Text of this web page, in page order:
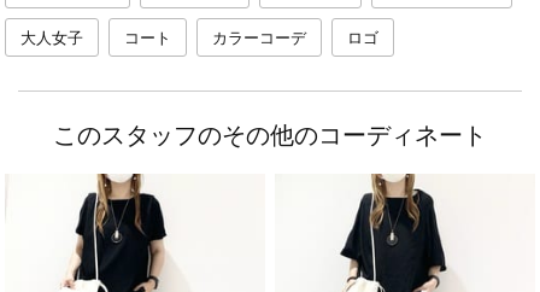
大人女子 コート カラーコーデ ロゴ
このスタッフのその他のコーディネート